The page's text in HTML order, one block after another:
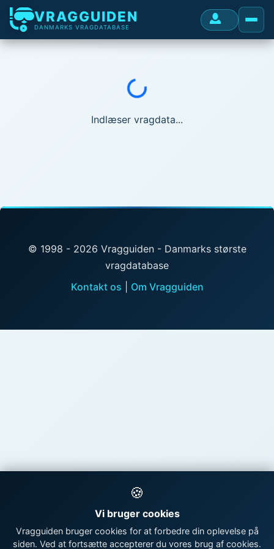
VRAGGUIDEN
DANMARKS VRAGDATABASE
Indlæser...
Indlæser vragdata...
© 1998 - 2026 Vragguiden - Danmarks største
vragdatabase
Kontakt os
Om Vragguiden
🍪
Vi bruger cookies
Vragguiden bruger cookies for at forbedre din oplevelse på
siden. Ved at fortsætte accepterer du vores brug af cookies.